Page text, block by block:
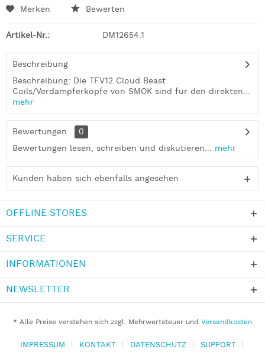
Merken Bewerten
Artikel-Nr.: DM12654.1
Beschreibung
Beschreibung: Die TFV12 Cloud Beast
Coils/Verdampferköpfe von SMOK sind für den direkten...
mehr
Bewertungen
0
Bewertungen lesen, schreiben und diskutieren... mehr
Kunden haben sich ebenfalls angesehen
OFFLINE STORES
SERVICE
INFORMATIONEN
NEWSLETTER
* Alle Preise verstehen sich zzgl. Mehrwertsteuer und Versandkosten
IMPRESSUM KONTAKT DATENSCHUTZ SUPPORT